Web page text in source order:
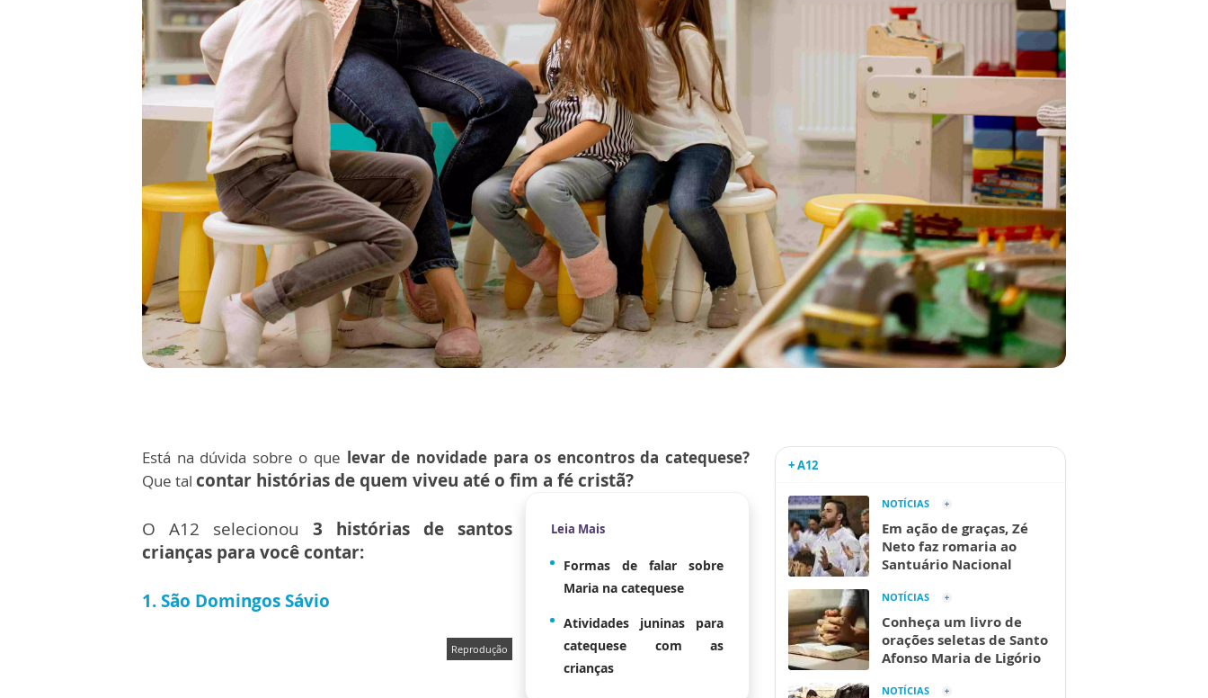
Está na dúvida sobre o que levar de novidade para os encontros da catequese?
Que tal contar histórias de quem viveu até o fim a fé cristã?
Leia Mais
Formas de falar sobre
Maria na catequese
Atividades juninas para
catequese com as
crianças
O A12 selecionou 3 histórias de santos
crianças para você contar:
1. São Domingos Sávio
Reprodução
+ A12
NOTÍCIAS
Em ação de graças, Zé
Neto faz romaria ao
Santuário Nacional
NOTÍCIAS
Conheça um livro de
orações seletas de Santo
Afonso Maria de Ligório
NOTÍCIAS